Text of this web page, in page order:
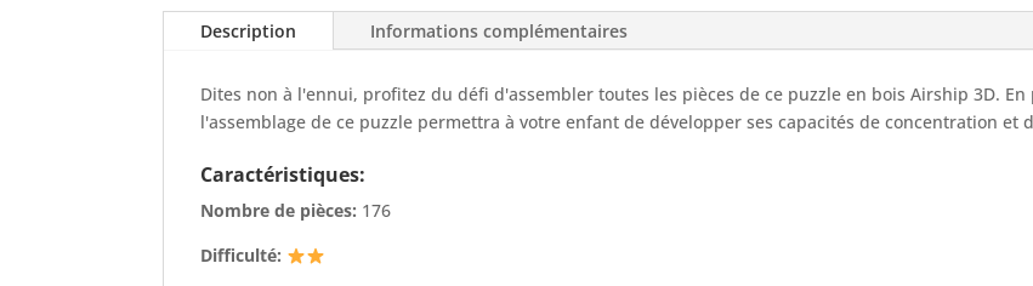
Description Informations complémentaires
Dites non à l'ennui, profitez du défi d'assembler toutes les pièces de ce puzzle en bois Airship 3D.
l'assemblage de ce puzzle permettra à votre enfant de développer ses capacités de concentration et
Caractéristiques:
Nombre de pièces: 176
Difficulté: